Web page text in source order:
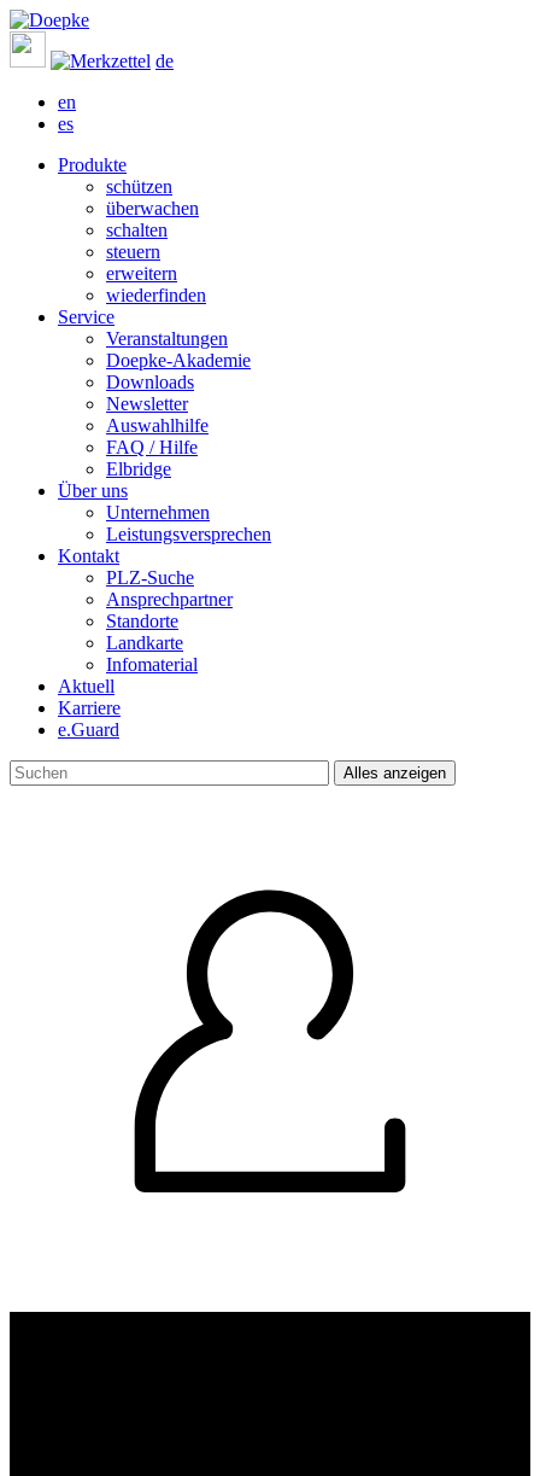
de
en
es
Produkte
schützen
überwachen
schalten
steuern
erweitern
wiederfinden
Service
Veranstaltungen
Doepke-Akademie
Downloads
Newsletter
Auswahlhilfe
FAQ / Hilfe
Elbridge
Über uns
Unternehmen
Leistungsversprechen
Kontakt
PLZ-Suche
Ansprechpartner
Standorte
Landkarte
Infomaterial
Aktuell
Karriere
e.Guard
Alles anzeigen